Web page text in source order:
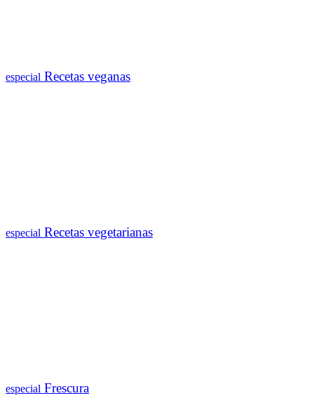
especial Recetas veganas
especial Recetas vegetarianas
especial Frescura